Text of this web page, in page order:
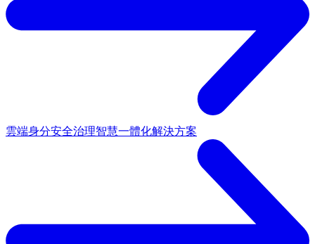
雲端身分安全治理智慧一體化解決方案